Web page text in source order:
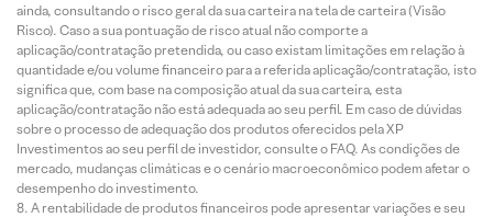
ainda, consultando o risco geral da sua carteira na tela de carteira (Visão
Risco). Caso a sua pontuação de risco atual não comporte a
aplicação/contratação pretendida, ou caso existam limitações em relação à
quantidade e/ou volume financeiro para a referida aplicação/contratação, isto
significa que, com base na composição atual da sua carteira, esta
aplicação/contratação não está adequada ao seu perfil. Em caso de dúvidas
sobre o processo de adequação dos produtos oferecidos pela XP
Investimentos ao seu perfil de investidor, consulte o FAQ. As condições de
mercado, mudanças climáticas e o cenário macroeconômico podem afetar o
desempenho do investimento.
A rentabilidade de produtos financeiros pode apresentar variações e seu